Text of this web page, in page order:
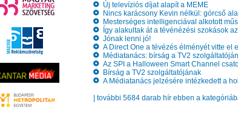
Új televíziós díjat alapít a MEME
Nincs karácsony Kevin nélkül: górcső
Mesterséges intelligenciával alkotott
Így alakultak át a tévénézési szokások
Jónak lenni jó!
A Direct One a tévézés élményét vitte el
Médiatanács: bírság a TV2
Az SPI a Halloween Smart Channel
Bírság a TV2 szolgáltatójának
A Médiatanács jelzésére intézkedett a
| további 5684 darab hír ebben a